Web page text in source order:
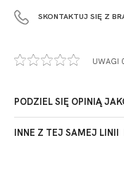
+48 42 719 43 15
90-057
ADRES PUNKTU
SKONTAKTUJ SIĘ Z
UWAGI
PODZIEL SIĘ OPINIĄ
Miałeś już kontakt
INNE Z TEJ SAMEJ LINII